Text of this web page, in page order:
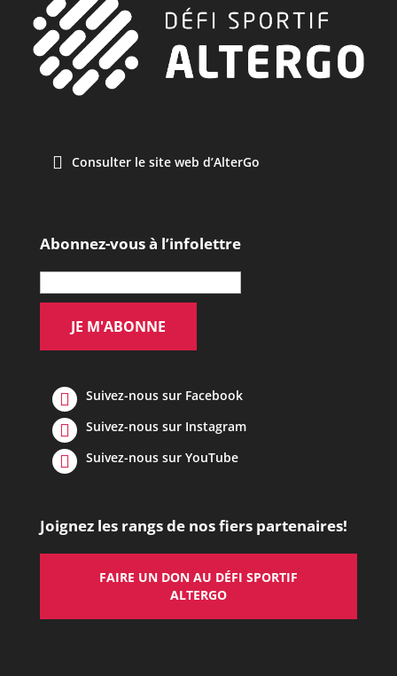
Consulter le site web d’AlterGo
Abonnez-vous à l’infolettre
Suivez-nous sur Facebook
Suivez-nous sur Instagram
Suivez-nous sur YouTube
Joignez les rangs de nos fiers partenaires!
FAIRE UN DON AU DÉFI SPORTIF
ALTERGO